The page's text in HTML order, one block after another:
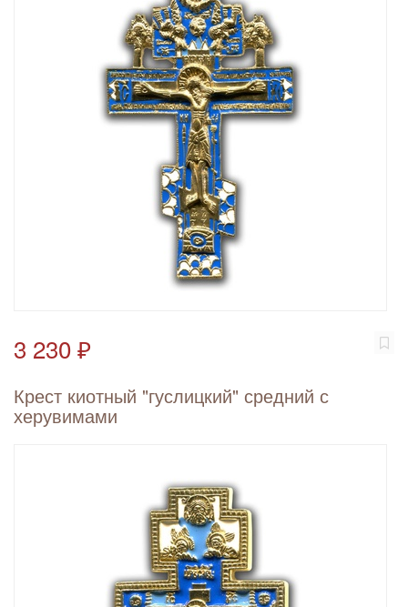
3 230 ₽
Крест киотный "гуслицкий" средний с
херувимами